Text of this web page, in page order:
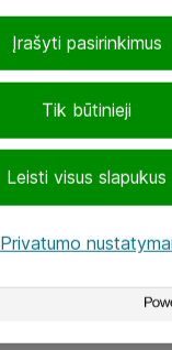
Tik būtinieji
Leisti visus slapukus
Įrašyti pasirinkimus
Privatumo nustatymai